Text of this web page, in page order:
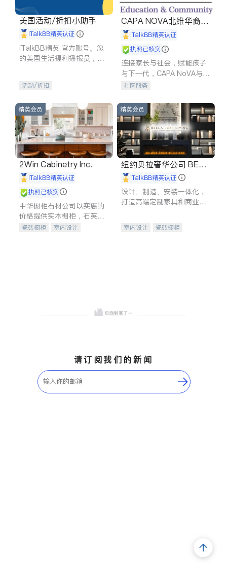
美国活动/折扣小助手
iTalkBB精英认证
iTalkBB精英 官方账号。您
的美国生活福利播报员，精
专属福利。
活动/折扣
CAPA NOVA北维华裔家
长会iTalkBB精英认证
执照已核实
连接家长与社会，赋能孩子
与下一代，CAPA NoVA与您
携手建设包容、公平、充满
社区服务
精英会员
2Win Cabinetry Inc.
iTalkBB精英认证
执照已核实
中华橱柜石材公司以实惠的
价格提供实木橱柜，石英石
台面，多种优质不锈钢水
瓷砖橱柜
室内设计
精英会员
纽约贝拉奢华公司 BELL
A LUXE
iTalkBB精英认证
设计、制造、安装一体化，
打造高端定制家具和商业空
室内设计
瓷砖橱柜
请订阅我们的新闻